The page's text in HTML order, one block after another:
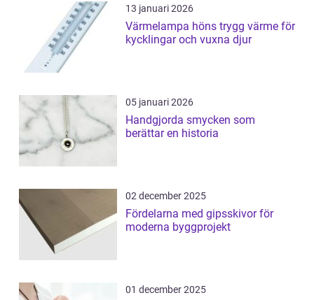
13 januari 2026
Värmelampa höns trygg värme för
kycklingar och vuxna djur
05 januari 2026
Handgjorda smycken som
berättar en historia
02 december 2025
Fördelarna med gipsskivor för
moderna byggprojekt
01 december 2025